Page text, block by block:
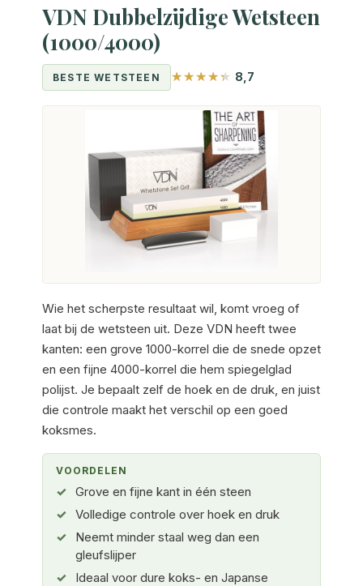
VDN Dubbelzijdige Wetsteen
(1000/4000)
BESTE WETSTEEN 8,7
Wie het scherpste resultaat wil, komt vroeg of
laat bij de wetsteen uit. Deze VDN heeft twee
kanten: een grove 1000-korrel die de snede opzet
en een fijne 4000-korrel die hem spiegelglad
polijst. Je bepaalt zelf de hoek en de druk, en juist
die controle maakt het verschil op een goed
koksmes.
VOORDELEN
Grove en fijne kant in één steen
Volledige controle over hoek en druk
Neemt minder staal weg dan een
gleufslijper
Ideaal voor dure koks- en Japanse